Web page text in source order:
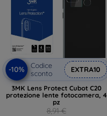
-10%
Codice
sconto
EXTRA10
3MK Lens Protect Cubot C20
protezione lente fotocamera, 4
pz
8,91 €